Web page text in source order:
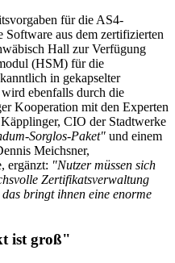
für die AS4-
aus dem zertifizierten
Hall zur Verfügung
(HSM) für die
in gekapselter
ebenfalls durch die
Kooperation mit den Experten
CIO der Stadtwerke
Sorglos-Paket" und einem
Meichsner,
ergänzt: "Nutzer müssen sich
Zertifikatsverwaltung
bringt ihnen eine enorme
ist groß"